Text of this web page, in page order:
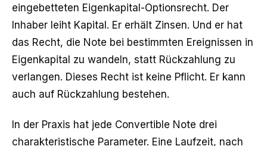
eingebetteten Eigenkapital-Optionsrecht. Der
Inhaber leiht Kapital. Er erhält Zinsen. Und er hat
das Recht, die Note bei bestimmten Ereignissen in
Eigenkapital zu wandeln, statt Rückzahlung zu
verlangen. Dieses Recht ist keine Pflicht. Er kann
auch auf Rückzahlung bestehen.
In der Praxis hat jede Convertible Note drei
charakteristische Parameter. Eine Laufzeit, nach